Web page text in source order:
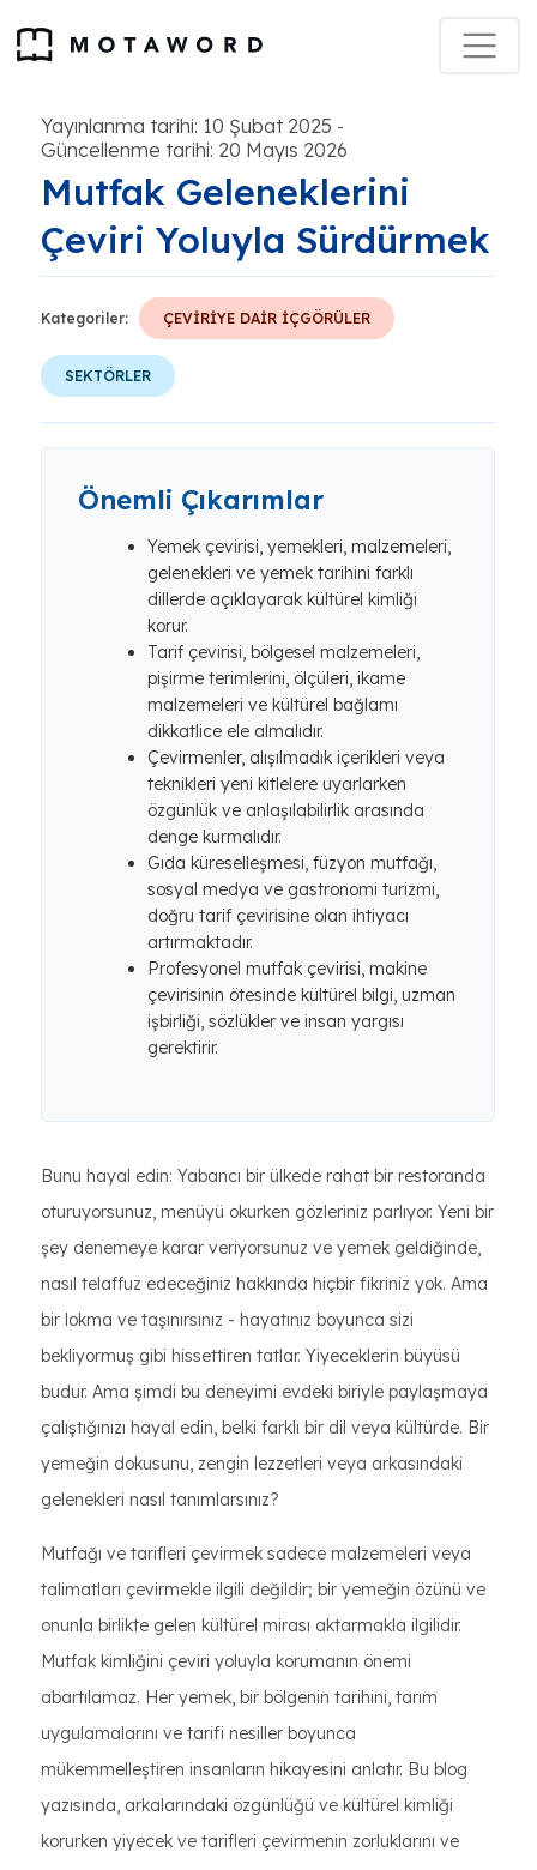
Yayınlanma tarihi: 10 Şubat 2025 -
Güncellenme tarihi: 20 Mayıs 2026
Mutfak Geleneklerini
Çeviri Yoluyla Sürdürmek
Kategoriler: ÇEVİRİYE DAİR İÇGÖRÜLER
SEKTÖRLER
Önemli Çıkarımlar
Yemek çevirisi, yemekleri, malzemeleri,
gelenekleri ve yemek tarihini farklı
dillerde açıklayarak kültürel kimliği
korur.
Tarif çevirisi, bölgesel malzemeleri,
pişirme terimlerini, ölçüleri, ikame
malzemeleri ve kültürel bağlamı
dikkatlice ele almalıdır.
Çevirmenler, alışılmadık içerikleri veya
teknikleri yeni kitlelere uyarlarken
özgünlük ve anlaşılabilirlik arasında
denge kurmalıdır.
Gıda küreselleşmesi, füzyon mutfağı,
sosyal medya ve gastronomi turizmi,
doğru tarif çevirisine olan ihtiyacı
artırmaktadır.
Profesyonel mutfak çevirisi, makine
çevirisinin ötesinde kültürel bilgi, uzman
işbirliği, sözlükler ve insan yargısı
gerektirir.
Bunu hayal edin: Yabancı bir ülkede rahat bir restoranda
oturuyorsunuz, menüyü okurken gözleriniz parlıyor. Yeni bir
şey denemeye karar veriyorsunuz ve yemek geldiğinde,
nasıl telaffuz edeceğiniz hakkında hiçbir fikriniz yok. Ama
bir lokma ve taşınırsınız - hayatınız boyunca sizi
bekliyormuş gibi hissettiren tatlar. Yiyeceklerin büyüsü
budur. Ama şimdi bu deneyimi evdeki biriyle paylaşmaya
çalıştığınızı hayal edin, belki farklı bir dil veya kültürde. Bir
yemeğin dokusunu, zengin lezzetleri veya arkasındaki
gelenekleri nasıl tanımlarsınız?
Mutfağı ve tarifleri çevirmek sadece malzemeleri veya
talimatları çevirmekle ilgili değildir; bir yemeğin özünü ve
onunla birlikte gelen kültürel mirası aktarmakla ilgilidir.
Mutfak kimliğini çeviri yoluyla korumanın önemi
abartılamaz. Her yemek, bir bölgenin tarihini, tarım
uygulamalarını ve tarifi nesiller boyunca
mükemmelleştiren insanların hikayesini anlatır. Bu blog
yazısında, arkalarındaki özgünlüğü ve kültürel kimliği
korurken yiyecek ve tarifleri çevirmenin zorluklarını ve